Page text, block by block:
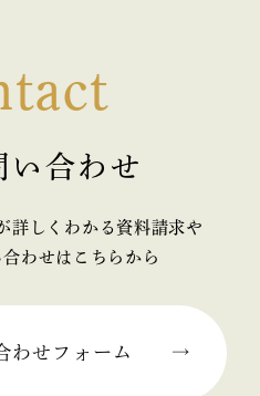
い合わせ
詳しくわかる資料請求や
わせはこちらから
わせフォーム